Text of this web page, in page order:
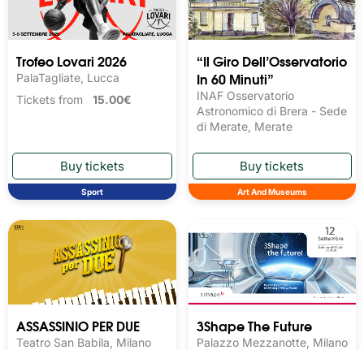
Trofeo Lovari 2026
PalaTagliate, Lucca
Tickets from 15.00€
Sport
“Il Giro Dell’Osservatorio
In 60 Minuti”
INAF Osservatorio
Astronomico di Brera - Sede
di Merate, Merate
Art And Museums
ASSASSINIO PER DUE
Teatro San Babila, Milano
3Shape The Future
Palazzo Mezzanotte, Milano